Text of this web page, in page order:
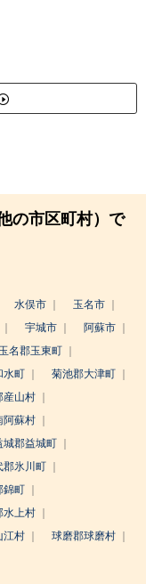
の市区町村）で
水俣市
玉名市
宇城市
阿蘇市
玉名郡玉東町
水町
菊池郡大津町
産山村
阿蘇村
城郡益城町
郡氷川町
錦町
水上村
江村
球磨郡球磨村